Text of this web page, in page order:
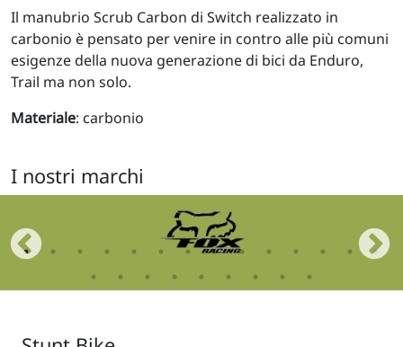
Il manubrio Scrub Carbon di Switch realizzato in
carbonio è pensato per venire in contro alle più comuni
esigenze della nuova generazione di bici da Enduro,
Trail ma non solo.
Materiale: carbonio
I nostri marchi